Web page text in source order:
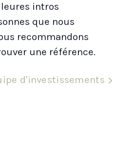
intros
que nous
recommandons
une référence.
d'investissements